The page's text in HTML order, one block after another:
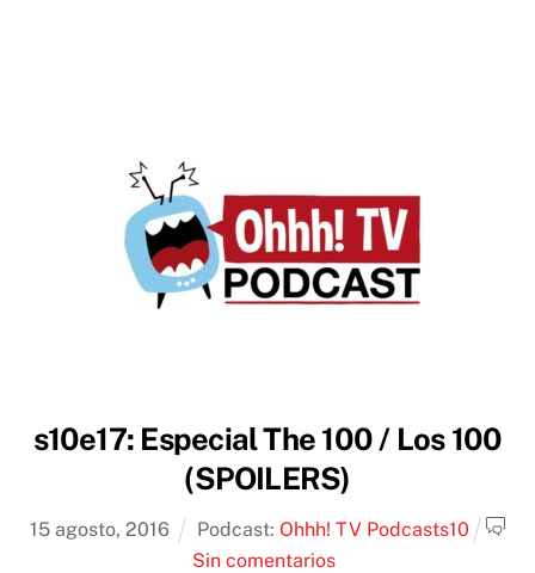
s10e17: Especial The 100 / Los 100
(SPOILERS)
15 agosto, 2016 Podcast: Ohhh! TV Podcasts10
Sin comentarios